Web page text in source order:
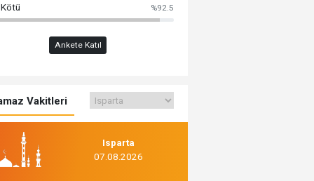
%92.5
Ankete Katıl
Vakitleri
Isparta
07.08.2026